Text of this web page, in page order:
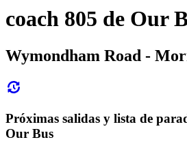
coach 805 de Our
Wymondham Road -
Próximas salidas y lista de
Our Bus